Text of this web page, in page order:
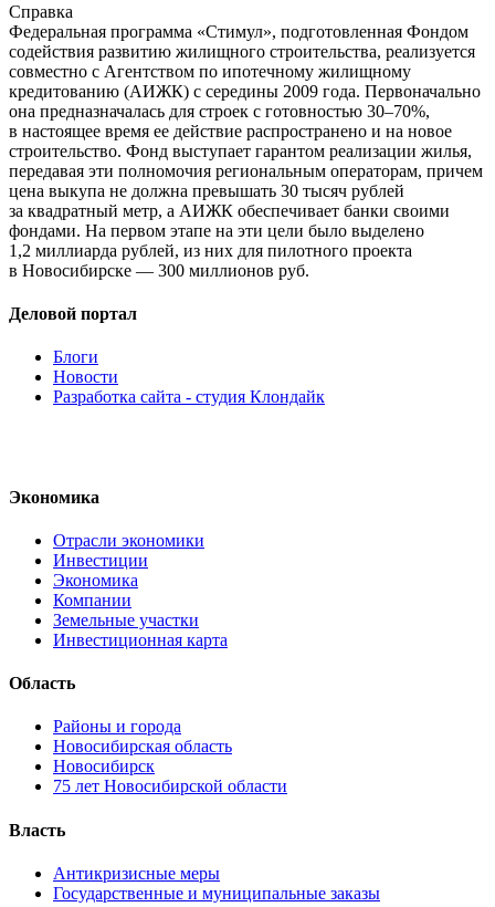
Справка
Федеральная программа «Стимул», подготовленная Фондом
содействия развитию жилищного строительства, реализуется
совместно с Агентством по ипотечному жилищному
кредитованию (АИЖК) с середины 2009 года. Первоначально
она предназначалась для строек с готовностью 30–70%,
в настоящее время ее действие распространено и на новое
строительство. Фонд выступает гарантом реализации жилья,
передавая эти полномочия региональным операторам, причем
цена выкупа не должна превышать 30 тысяч рублей
за квадратный метр, а АИЖК обеспечивает банки своими
фондами. На первом этапе на эти цели было выделено
1,2 миллиарда рублей, из них для пилотного проекта
в Новосибирске — 300 миллионов руб.
Деловой портал
Блоги
Новости
Разработка сайта - студия Клондайк
Экономика
Отрасли экономики
Инвестиции
Экономика
Компании
Земельные участки
Инвестиционная карта
Область
Районы и города
Новосибирская область
Новосибирск
75 лет Новосибирской области
Власть
Антикризисные меры
Государственные и муниципальные заказы